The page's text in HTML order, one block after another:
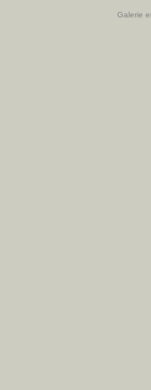
Galerie